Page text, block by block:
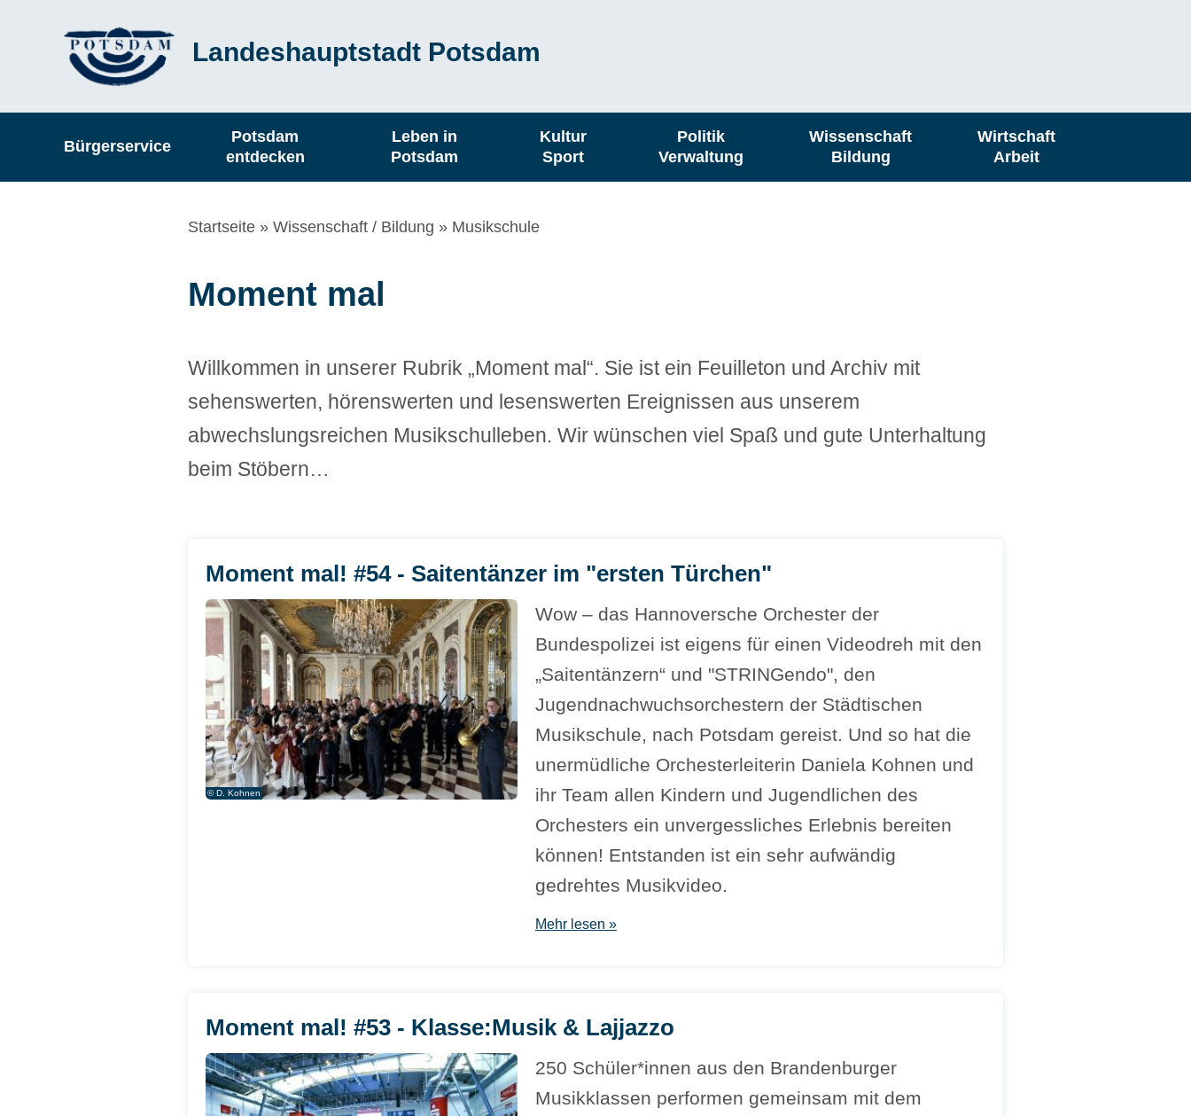
Landeshauptstadt Potsdam
Bürgerservice
Potsdam
entdecken
Leben in
Potsdam
Kultur
Sport
Politik
Verwaltung
Wissenschaft
Bildung
Wirtschaft
Arbeit
Pfadnavigation
Startseite Wissenschaft / Bildung Musikschule
Moment mal
Willkommen in unserer Rubrik „Moment mal“. Sie ist ein Feuilleton und Archiv mit
sehenswerten, hörenswerten und lesenswerten Ereignissen aus unserem
abwechslungsreichen Musikschulleben. Wir wünschen viel Spaß und gute Unterhaltung
beim Stöbern…
Moment mal! #54 - Saitentänzer im "ersten Türchen"
© D. Kohnen
Wow – das Hannoversche Orchester der
Bundespolizei ist eigens für einen Videodreh mit den
„Saitentänzern“ und "STRINGendo", den
Jugendnachwuchsorchestern der Städtischen
Musikschule, nach Potsdam gereist. Und so hat die
unermüdliche Orchesterleiterin Daniela Kohnen und
ihr Team allen Kindern und Jugendlichen des
Orchesters ein unvergessliches Erlebnis bereiten
können! Entstanden ist ein sehr aufwändig
gedrehtes Musikvideo.
Mehr lesen »
Moment mal! #53 - Klasse:Musik & Lajjazzo
250 Schüler*innen aus den Brandenburger
Musikklassen performen gemeinsam mit dem